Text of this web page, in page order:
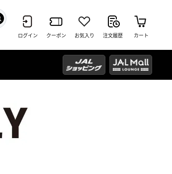
ログイン クーポン お気入り 注文履歴 カート